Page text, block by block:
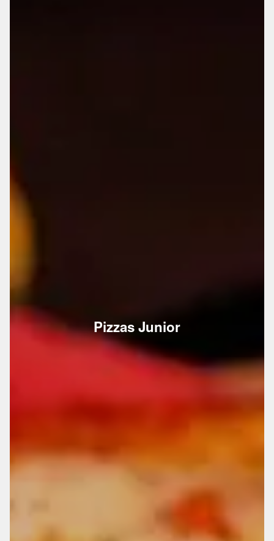
Pizzas Junior